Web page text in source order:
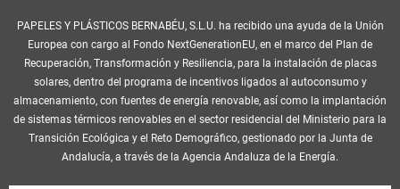
PAPELES Y PLÁSTICOS BERNABÉU, S.L.U. ha recibido una ayuda de la Unión
Europea con cargo al Fondo NextGenerationEU, en el marco del Plan de
Recuperación, Transformación y Resiliencia, para la instalación de placas
solares, dentro del programa de incentivos ligados al autoconsumo y
almacenamiento, con fuentes de energía renovable, así como la implantación
de sistemas térmicos renovables en el sector residencial del Ministerio para la
Transición Ecológica y el Reto Demográfico, gestionado por la Junta de
Andalucía, a través de la Agencia Andaluza de la Energía.